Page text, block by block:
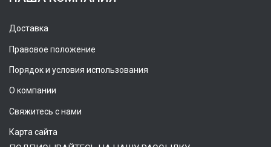
Доставка
Правовое положение
Порядок и условия использования
О компании
Свяжитесь с нами
Карта сайта